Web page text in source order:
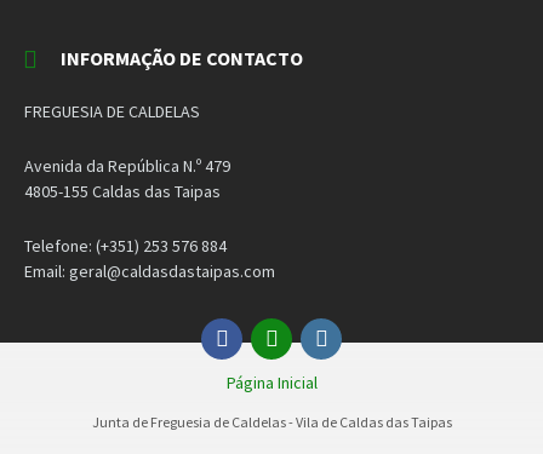
INFORMAÇÃO DE CONTACTO
FREGUESIA DE CALDELAS
Avenida da República N.º 479
4805-155 Caldas das Taipas
Telefone: (+351) 253 576 884
Email: geral@caldasdastaipas.com
Facebook
EmailInstagram
Página Inicial
Junta de Freguesia de Caldelas - Vila de Caldas das Taipas